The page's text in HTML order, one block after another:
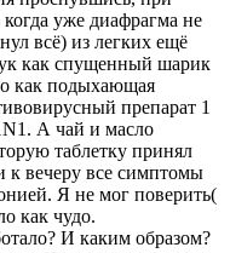
уже диафрагма не
всё) из легких ещё
как спущенный шарик
как подыхающая
препарат 1
А чай и масло
таблетку принял
к вечеру все симптомы
Я не мог поверить(
как чудо.
И каким образом?